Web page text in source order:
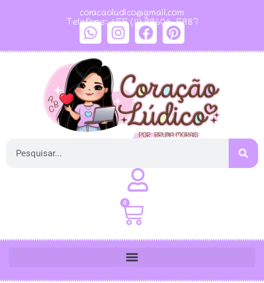
coracaoludico@gmail.com
Telefone: +55 (11) 99604-5987
0